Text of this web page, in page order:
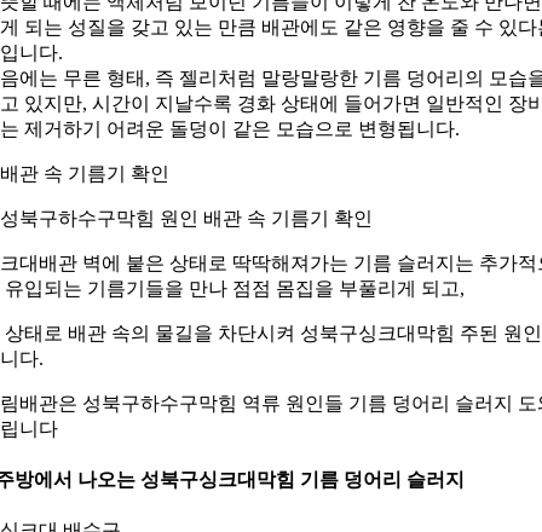
되는 성질을 갖고 있는 만큼 배관에도 같은 영향을 줄 수 있다
니다.
에는 무른 형태, 즉 젤리처럼 말랑말랑한 기름 덩어리의 모습
있지만, 시간이 지날수록 경화 상태에 들어가면 일반적인 장
제거하기 어려운 돌덩이 같은 모습으로 변형됩니다.
북구하수구막힘 원인 배관 속 기름기 확인
대배관 벽에 붙은 상태로 딱딱해져가는 기름 슬러지는 추가적
유입되는 기름기들을 만나 점점 몸집을 부풀리게 되고,
상태로 배관 속의 물길을 차단시켜 성북구싱크대막힘 주된 원
다.
배관은 성북구하수구막힘 역류 원인들 기름 덩어리 슬러지 도
니다
방에서 나오는 성북구싱크대막힘 기름 덩어리 슬러지